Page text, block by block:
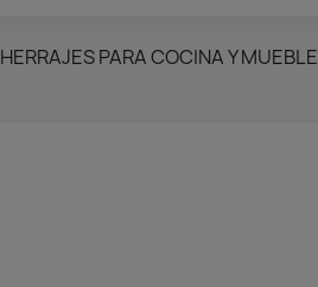
HERRAJES PARA COCINA Y